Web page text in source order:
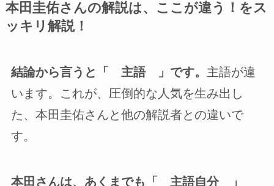
本田圭佑さんの解説は、ここが違う！をス
ッキリ解説！
結論から言うと「 主語 」です。 主語が違
います。これが、圧倒的な人気を生み出し
た、本田圭佑さんと他の解説者との違いで
す。
本田さんは、あくまでも「 主語自分 」